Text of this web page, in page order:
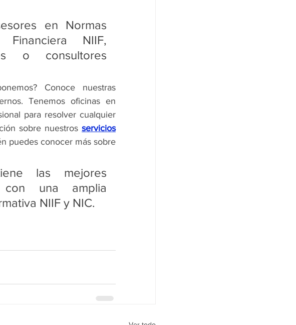
en Normas
Financiera NIIF,
o consultores
para resolver cualquier
sobre nuestros servicios
puedes conocer más sobre
las mejores
NIIF y NIC.